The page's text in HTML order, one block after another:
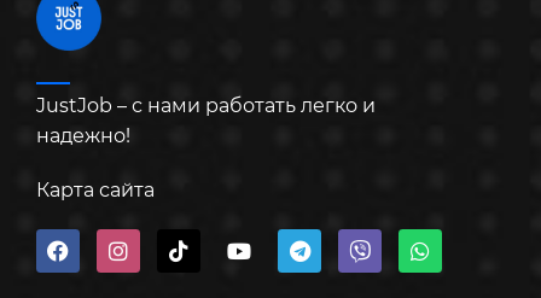
JustJob – с нами работать легко и
надежно!
Карта сайта